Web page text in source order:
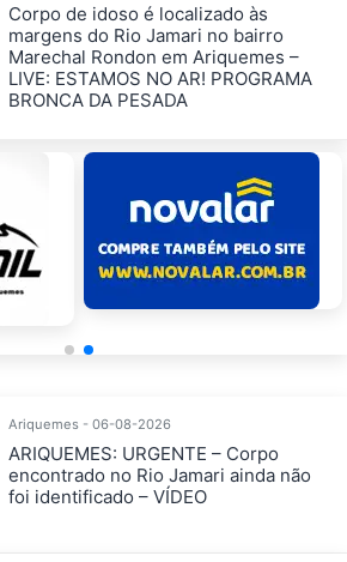
Corpo de idoso é localizado às
margens do Rio Jamari no bairro
Marechal Rondon em Ariquemes –
LIVE: ESTAMOS NO AR! PROGRAMA
BRONCA DA PESADA
Ariquemes - 06-08-2026
ARIQUEMES: URGENTE – Corpo
encontrado no Rio Jamari ainda não
foi identificado – VÍDEO